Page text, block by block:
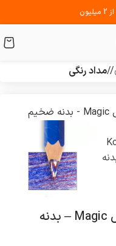
/ مداد رنگی
مداد رنگین کمانی کوه نور مدل Magic – بدنه